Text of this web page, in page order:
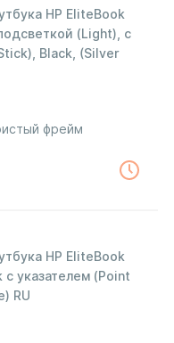
HP EliteBook
(Light), с
Black, (Silver
фрейм
HP EliteBook
указателем (Point
RU